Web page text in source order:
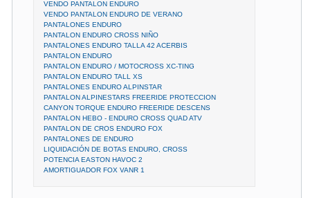
VENDO PANTALON ENDURO
VENDO PANTALON ENDURO DE VERANO
PANTALONES ENDURO
PANTALON ENDURO CROSS NIÑO
PANTALONES ENDURO TALLA 42 ACERBIS
PANTALON ENDURO
PANTALON ENDURO / MOTOCROSS XC-TING
PANTALON ENDURO TALL XS
PANTALONES ENDURO ALPINSTAR
PANTALON ALPINESTARS FREERIDE PROTECCION
CANYON TORQUE ENDURO FREERIDE DESCENS
PANTALON HEBO - ENDURO CROSS QUAD ATV
PANTALON DE CROS ENDURO FOX
PANTALONES DE ENDURO
LIQUIDACIÓN DE BOTAS ENDURO, CROSS
POTENCIA EASTON HAVOC 2
AMORTIGUADOR FOX VANR 1